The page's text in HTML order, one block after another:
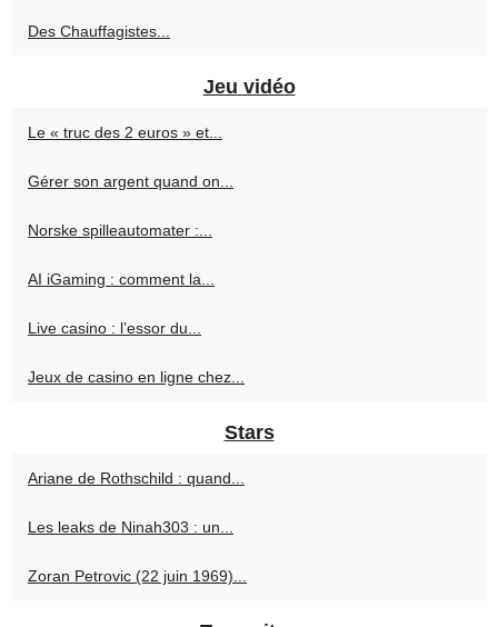
Des Chauffagistes...
Jeu vidéo
Le « truc des 2 euros » et...
Gérer son argent quand on...
Norske spilleautomater :...
AI iGaming : comment la...
Live casino : l’essor du...
Jeux de casino en ligne chez...
Stars
Ariane de Rothschild : quand...
Les leaks de Ninah303 : un...
Zoran Petrovic (22 juin 1969)...